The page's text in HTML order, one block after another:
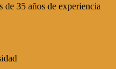
de 35 años de experiencia